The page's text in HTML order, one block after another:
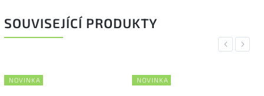
SOUVISEJÍCÍ PRODUKTY
Previous
NOVINKA NOVINKA
Next